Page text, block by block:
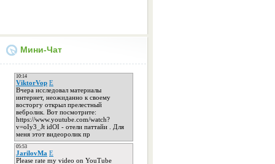
Мини-Чат